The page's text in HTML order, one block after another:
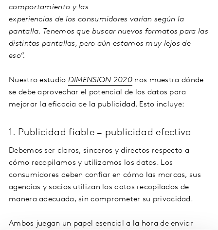
comportamiento y las
experiencias de los consumidores varían según la
pantalla. Tenemos que buscar nuevos formatos para las
distintas pantallas, pero aún estamos muy lejos de
eso”.
Nuestro estudio DIMENSION 2020 nos muestra dónde
se debe aprovechar el potencial de los datos para
mejorar la eficacia de la publicidad. Esto incluye:
1. Publicidad fiable = publicidad efectiva
Debemos ser claros, sinceros y directos respecto a
cómo recopilamos y utilizamos los datos. Los
consumidores deben confiar en cómo las marcas, sus
agencias y socios utilizan los datos recopilados de
manera adecuada, sin comprometer su privacidad.
Ambos juegan un papel esencial a la hora de enviar